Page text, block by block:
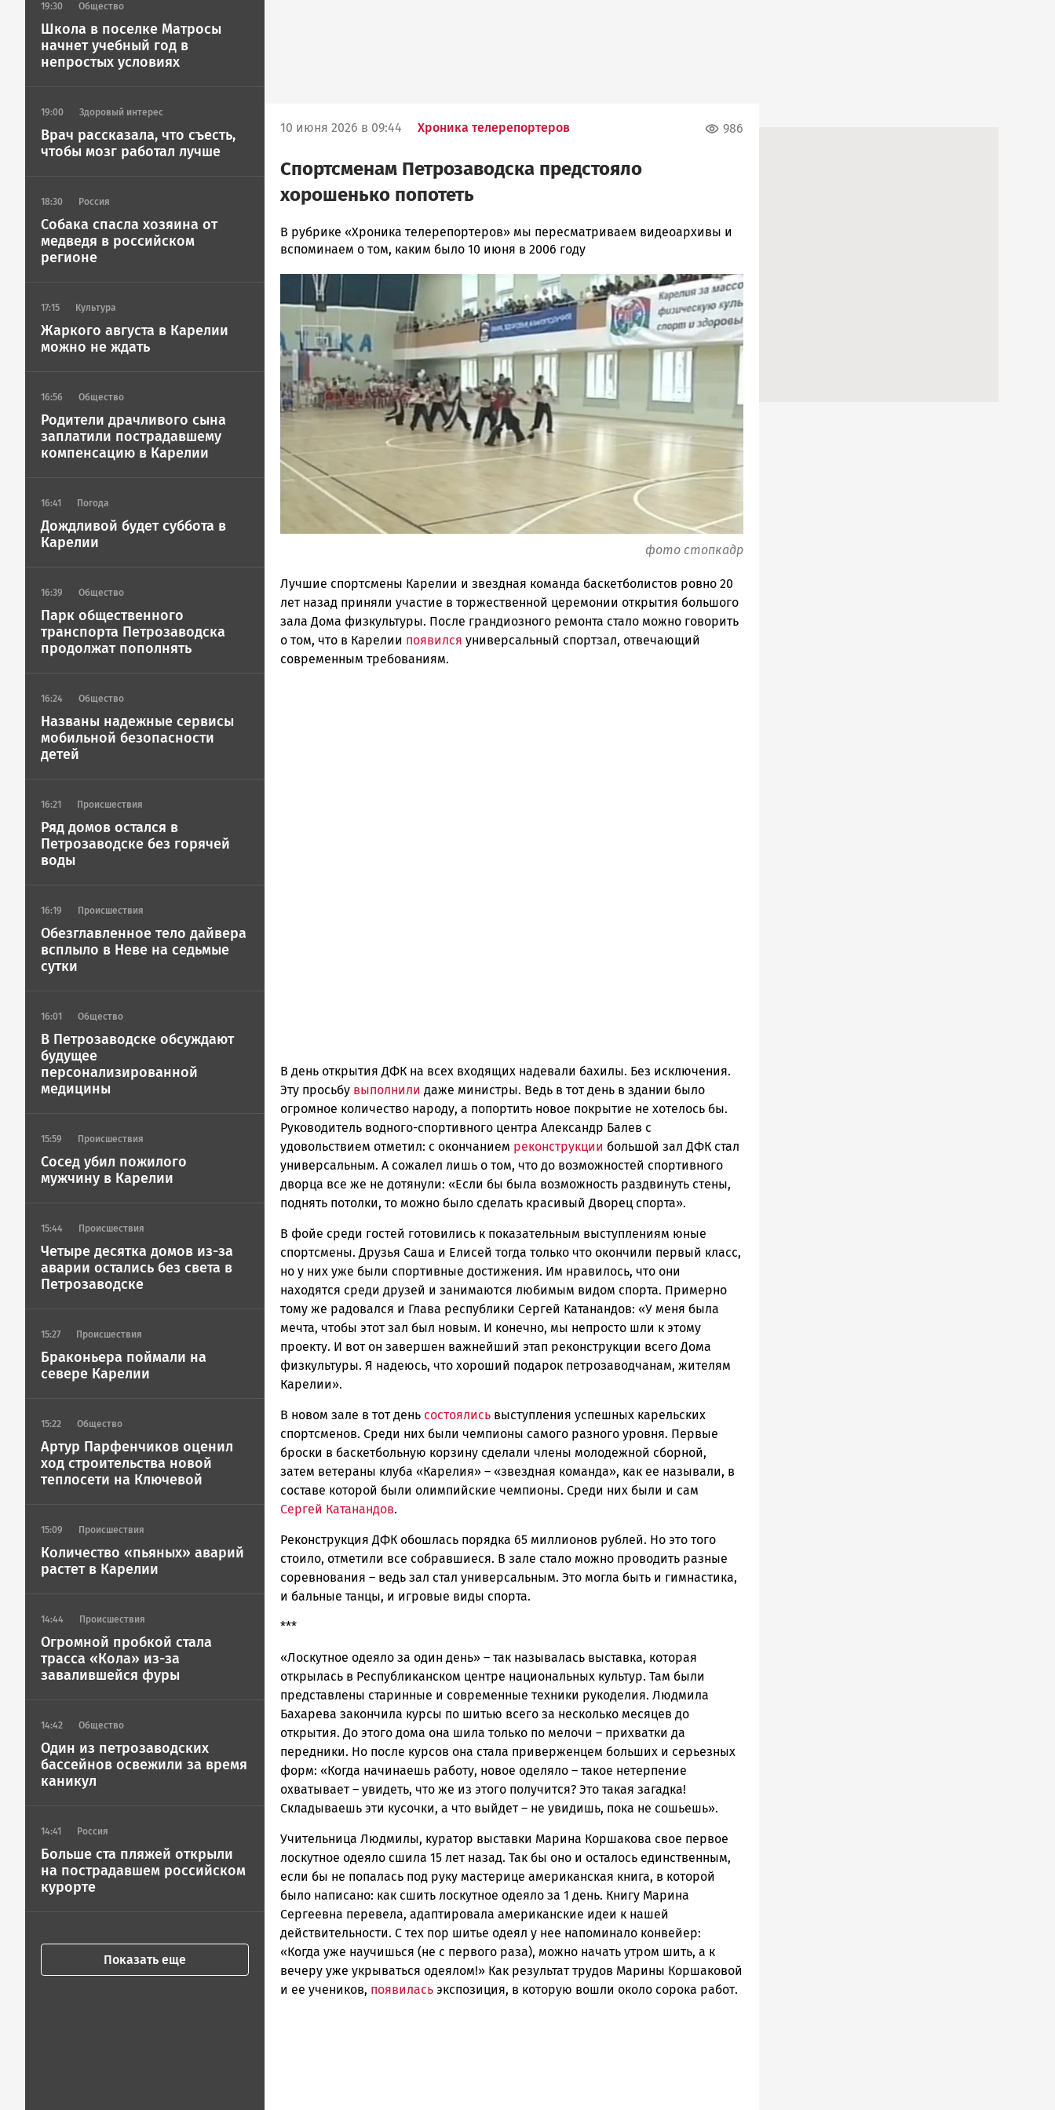
19:30 Общество
Школа в поселке Матросы
начнет учебный год в
непростых условиях
19:00 Здоровый интерес
Врач рассказала, что съесть,
чтобы мозг работал лучше
18:30 Россия
Собака спасла хозяина от
медведя в российском
регионе
17:15 Культура
Жаркого августа в Карелии
можно не ждать
16:56 Общество
Родители драчливого сына
заплатили пострадавшему
компенсацию в Карелии
16:41 Погода
Дождливой будет суббота в
Карелии
16:39 Общество
Парк общественного
транспорта Петрозаводска
продолжат пополнять
16:24 Общество
Названы надежные сервисы
мобильной безопасности
детей
16:21 Происшествия
Ряд домов остался в
Петрозаводске без горячей
воды
16:19 Происшествия
Обезглавленное тело дайвера
всплыло в Неве на седьмые
сутки
16:01 Общество
В Петрозаводске обсуждают
будущее
персонализированной
медицины
15:59 Происшествия
Сосед убил пожилого
мужчину в Карелии
15:44 Происшествия
Четыре десятка домов из-за
аварии остались без света в
Петрозаводске
15:27 Происшествия
Браконьера поймали на
севере Карелии
15:22 Общество
Артур Парфенчиков оценил
ход строительства новой
теплосети на Ключевой
15:09 Происшествия
Количество «пьяных» аварий
растет в Карелии
14:44 Происшествия
Огромной пробкой стала
трасса «Кола» из-за
завалившейся фуры
14:42 Общество
Один из петрозаводских
бассейнов освежили за время
каникул
14:41 Россия
Больше ста пляжей открыли
на пострадавшем российском
курорте
Показать еще
10 июня 2026 в 09:44 Хроника телерепортеров 986
Спортсменам Петрозаводска предстояло
хорошенько попотеть
Ольга
Гаврилова
Петрозаводска
и
Карелии
|
Петрозаводск
ГОВОРИТ
В рубрике «Хроника телерепортеров» мы пересматриваем видеоархивы и
вспоминаем о том, каким было 10 июня в 2006 году
Image
фото стопкадр
Лучшие спортсмены Карелии и звездная команда баскетболистов ровно 20
лет назад приняли участие в торжественной церемонии открытия большого
зала Дома физкультуры. После грандиозного ремонта стало можно говорить
о том, что в Карелии появился универсальный спортзал, отвечающий
современным требованиям.
В день открытия ДФК на всех входящих надевали бахилы. Без исключения.
Эту просьбу выполнили даже министры. Ведь в тот день в здании было
огромное количество народу, а попортить новое покрытие не хотелось бы.
Руководитель водного-спортивного центра Александр Балев с
удовольствием отметил: с окончанием реконструкции большой зал ДФК стал
универсальным. А сожалел лишь о том, что до возможностей спортивного
дворца все же не дотянули: «Если бы была возможность раздвинуть стены,
поднять потолки, то можно было сделать красивый Дворец спорта».
В фойе среди гостей готовились к показательным выступлениям юные
спортсмены. Друзья Саша и Елисей тогда только что окончили первый класс,
но у них уже были спортивные достижения. Им нравилось, что они
находятся среди друзей и занимаются любимым видом спорта. Примерно
тому же радовался и Глава республики Сергей Катанандов: «У меня была
мечта, чтобы этот зал был новым. И конечно, мы непросто шли к этому
проекту. И вот он завершен важнейший этап реконструкции всего Дома
физкультуры. Я надеюсь, что хороший подарок петрозаводчанам, жителям
Карелии».
В новом зале в тот день состоялись выступления успешных карельских
спортсменов. Среди них были чемпионы самого разного уровня. Первые
броски в баскетбольную корзину сделали члены молодежной сборной,
затем ветераны клуба «Карелия» – «звездная команда», как ее называли, в
составе которой были олимпийские чемпионы. Среди них были и сам
Сергей Катанандов.
Реконструкция ДФК обошлась порядка 65 миллионов рублей. Но это того
стоило, отметили все собравшиеся. В зале стало можно проводить разные
соревнования – ведь зал стал универсальным. Это могла быть и гимнастика,
и бальные танцы, и игровые виды спорта.
***
«Лоскутное одеяло за один день» – так называлась выставка, которая
открылась в Республиканском центре национальных культур. Там были
представлены старинные и современные техники рукоделия. Людмила
Бахарева закончила курсы по шитью всего за несколько месяцев до
открытия. До этого дома она шила только по мелочи – прихватки да
передники. Но после курсов она стала приверженцем больших и серьезных
форм: «Когда начинаешь работу, новое оделяло – такое нетерпение
охватывает – увидеть, что же из этого получится? Это такая загадка!
Складываешь эти кусочки, а что выйдет – не увидишь, пока не сошьешь».
Учительница Людмилы, куратор выставки Марина Коршакова свое первое
лоскутное одеяло сшила 15 лет назад. Так бы оно и осталось единственным,
если бы не попалась под руку мастерице американская книга, в которой
было написано: как сшить лоскутное одеяло за 1 день. Книгу Марина
Сергеевна перевела, адаптировала американские идеи к нашей
действительности. С тех пор шитье одеял у нее напоминало конвейер:
«Когда уже научишься (не с первого раза), можно начать утром шить, а к
вечеру уже укрываться одеялом!» Как результат трудов Марины Коршаковой
и ее учеников, появилась экспозиция, в которую вошли около сорока работ.